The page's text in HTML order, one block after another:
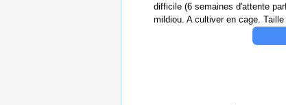
difficile (6 semaines d'attente
mildiou. A cultiver en cage. Taille